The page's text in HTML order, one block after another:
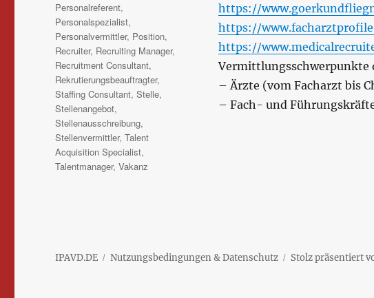
https://
https://
https://
Vermittlungsschwerpunkte
– Ärzte (vom Facharzt bis
– Fach- und
Personalreferent,
Personalspezialist,
Personalvermittler, Position,
Recruiter, Recruiting Manager,
Recruitment Consultant,
Rekrutierungsbeauftragter,
Staffing Consultant,Stelle,
Stellenangebot,
Stellenausschreibung,
Stellenvermittler,Talent
Acquisition Specialist,
Talentmanager,Vakanz
IPAVD.DE Nutzungsbedingungen & Datenschutz Stolz präsentiert